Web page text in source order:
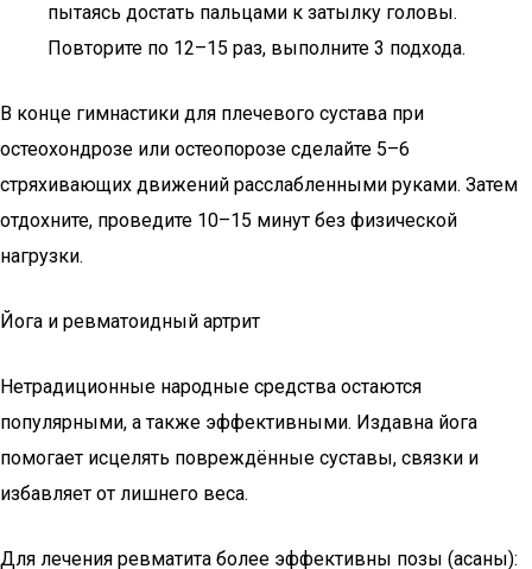
пытаясь достать пальцами к затылку головы.
Повторите по 12–15 раз, выполните 3 подхода.
В конце гимнастики для плечевого сустава при
остеохондрозе или остеопорозе сделайте 5–6
стряхивающих движений расслабленными руками. Затем
отдохните, проведите 10–15 минут без физической
нагрузки.
Йога и ревматоидный артрит
Нетрадиционные народные средства остаются
популярными, а также эффективными. Издавна йога
помогает исцелять повреждённые суставы, связки и
избавляет от лишнего веса.
Для лечения ревматита более эффективны позы (асаны):